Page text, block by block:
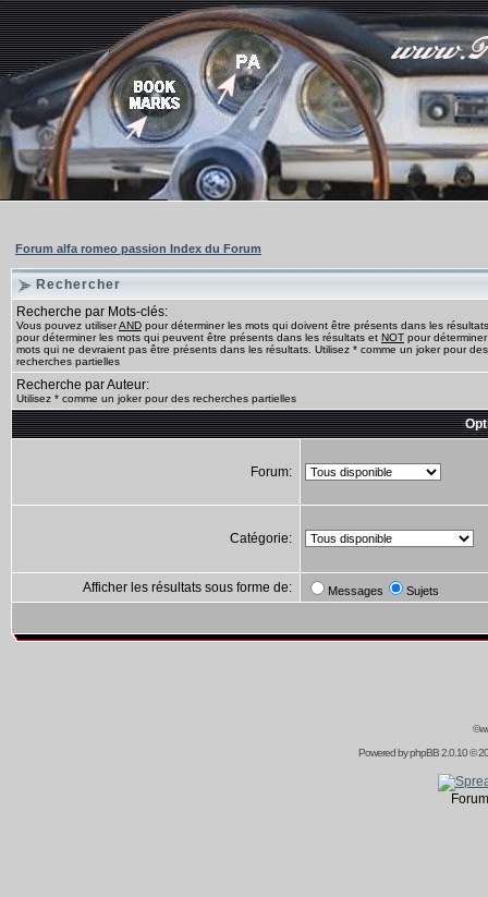
Forum alfa romeo passion Index du Forum
Rechercher
Recherche par Mots-clés:
Vous pouvez utiliserAND pour déterminer les mots qui doivent être présents dans les
pour déterminer les mots qui peuvent être présents dans les résultats et NOT pour
mots qui ne devraient pas être présents dans les résultats. Utilisez * comme un joker pour des
recherches partielles
Recherche par Auteur:
Utilisez * comme un joker pour des recherches partielles
Forum:
Catégorie:
Afficher les résultats sous forme de: Messages Sujets
Powered byphpBB2.0.10 ©